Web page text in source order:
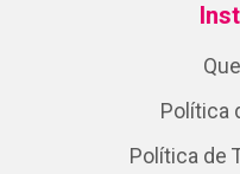
Política
Política de